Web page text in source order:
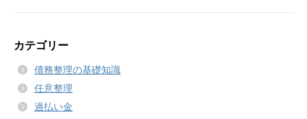
カテゴリー
債務整理の基礎知識
任意整理
過払い金